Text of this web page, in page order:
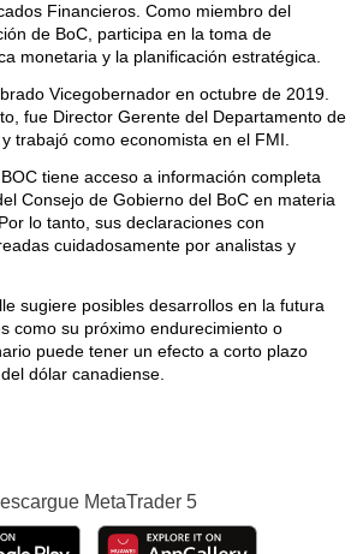
Financieros. Como miembro del
de BoC, participa en la toma de
monetaria y la planificación estratégica.
Vicegobernador en octubre de 2019.
fue Director Gerente del Departamento de
trabajó como economista en el FMI.
tiene acceso a información completa
Consejo de Gobierno del BoC en materia
lo tanto, sus declaraciones con
cuidadosamente por analistas y
sugiere posibles desarrollos en la futura
como su próximo endurecimiento o
puede tener un efecto a corto plazo
dólar canadiense.
MetaTrader 5